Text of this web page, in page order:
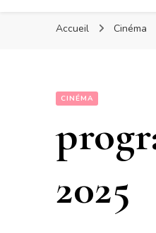
Accueil Cinéma
CINÉMA
2025